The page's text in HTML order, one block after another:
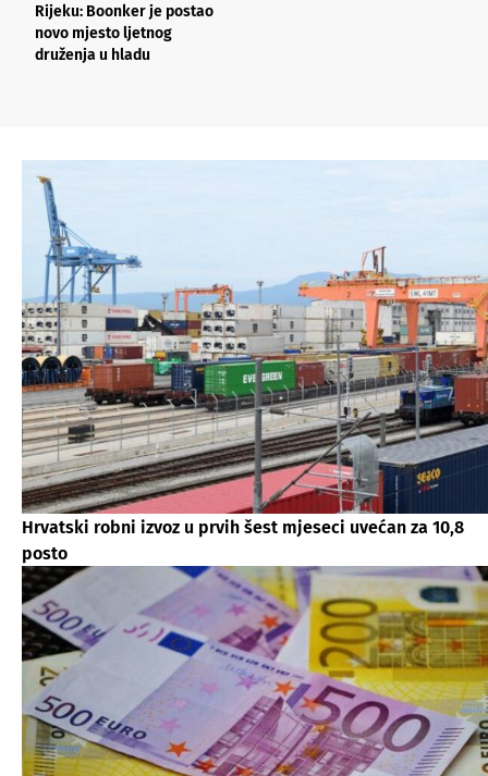
Rijeku: Boonker je postao
novo mjesto ljetnog
druženja u hladu
Hrvatski robni izvoz u prvih šest mjeseci uvećan za 10,8
posto